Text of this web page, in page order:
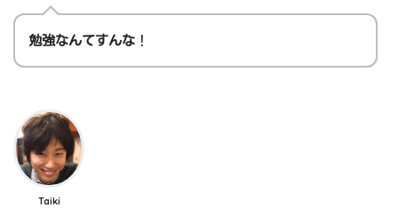
勉強なんてすんな ！
Taiki